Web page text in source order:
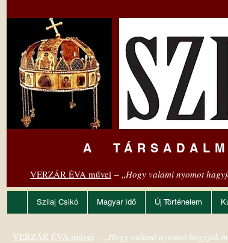
A
VERZÁR ÉVA művei – „Hogy valami nyomot
Szilaj Csikó Magyar Idő Új Történelem
VERZÁR ÉVA művei – „Hogy valami nyomot hagyjak